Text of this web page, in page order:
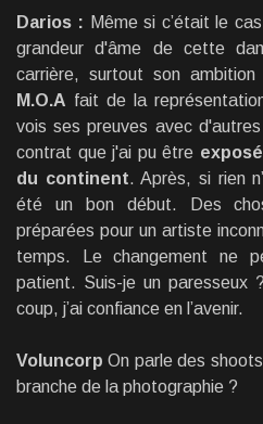
Darios : Même si c’était le
grandeur d'âme de cette
carrière, surtout son
M.O.A fait de la
vois ses preuves avec
contrat que j'ai pu être
du continent. Après, si rien
été un bon début. Des
préparées pour un artiste
temps. Le changement ne
patient. Suis-je un paresseux
coup, j’ai confiance en l’avenir.
Voluncorp On parle des
branche de la photographie ?